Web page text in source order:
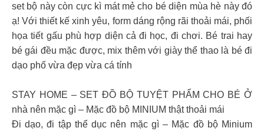
set bộ này còn cực kì mát mẻ cho bé diện mùa hè này đó
ạ! Với thiết kế xinh yêu, form dáng rộng rãi thoải mái, phối
họa tiết gấu phù hợp diện cả đi học, đi chơi. Bé trai hay
bé gái đều mặc được, mix thêm với giày thể thao là bé đi
dạo phố vừa đẹp vừa cá tính
STAY HOME – SET ĐỒ BỘ TUYỆT PHẨM CHO BÉ Ở
nhà nên mặc gì – Mặc đồ bộ MINIUM thật thoải mái
Đi dạo, đi tập thể dục nên mặc gì – Mặc đồ bộ Minium